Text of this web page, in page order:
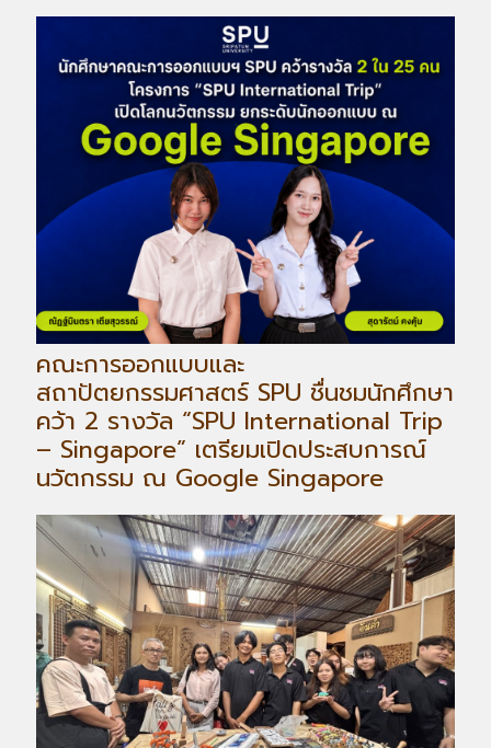
คณะการออกแบบและ
สถาปัตยกรรมศาสตร์ SPU ชื่นชมนักศึกษา
คว้า 2 รางวัล “SPU International Trip
– Singapore” เตรียมเปิดประสบการณ์
นวัตกรรม ณ Google Singapore